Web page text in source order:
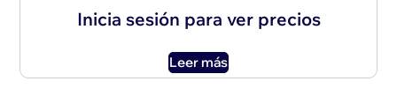
Inicia sesión para ver precios
Leer más